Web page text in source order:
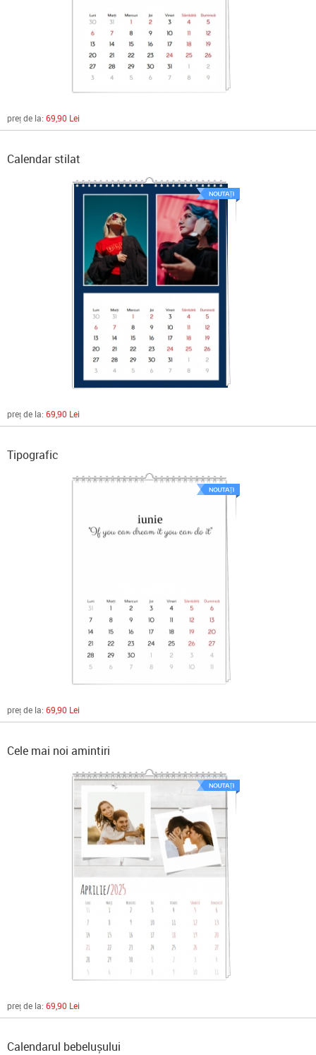
preț de la: 69,90 Lei
Calendar stilat
preț de la: 69,90 Lei
Tipografic
preț de la: 69,90 Lei
Cele mai noi amintiri
preț de la: 69,90 Lei
Calendarul bebelușului